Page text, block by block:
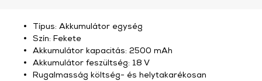
Típus: Akkumulátor egység
Szín: Fekete
Akkumulátor kapacitás: 2500 mAh
Akkumulátor feszültség: 18 V
Rugalmasság költség- és helytakarékosan